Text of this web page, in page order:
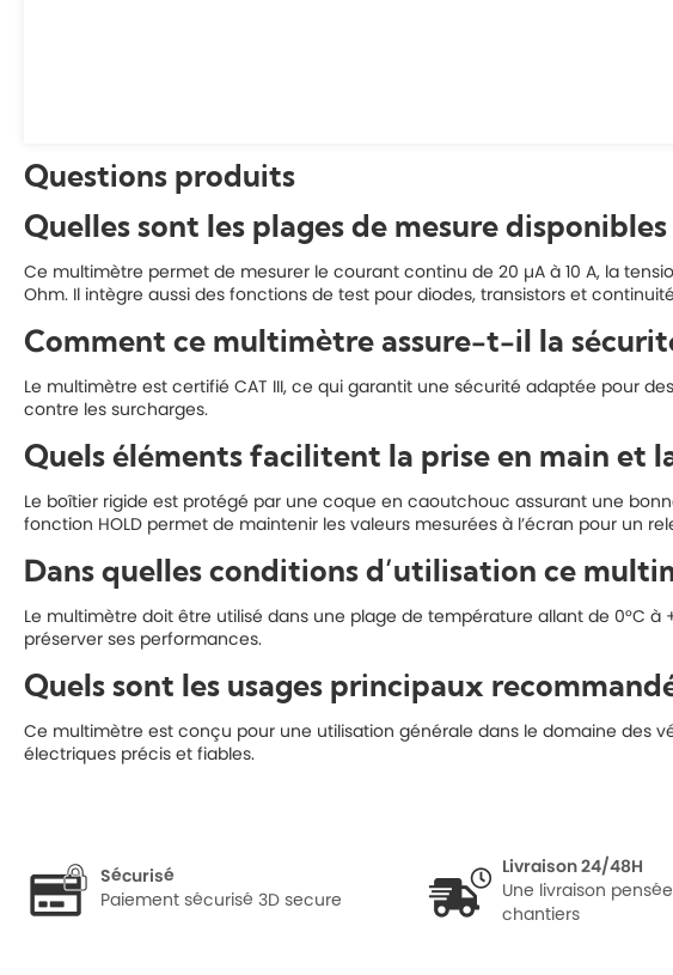
Questions produits
Quelles sont les plages de mesure
Ce multimètre permet de mesurer le courant continu de 20 µA à 10 A, la
Ohm. Il intègre aussi des fonctions de test pour diodes, transistors et
Comment ce multimètre assure-t-il la
Le multimètre est certifié CAT III, ce qui garantit une sécurité adaptée pour
contre les surcharges.
Quels éléments facilitent la prise en main et
Le boîtier rigide est protégé par une coque en caoutchouc assurant une
fonction HOLD permet de maintenir les valeurs mesurées à l’écran pour un
Dans quelles conditions d’utilisation ce
Le multimètre doit être utilisé dans une plage de température allant de 0°C
préserver ses performances.
Quels sont les usages principaux
Ce multimètre est conçu pour une utilisation générale dans le domaine des
électriques précis et fiables.
Sécurisé
Paiement sécurisé 3D secure
Livraison 24/48H
Une livraison
chantiers